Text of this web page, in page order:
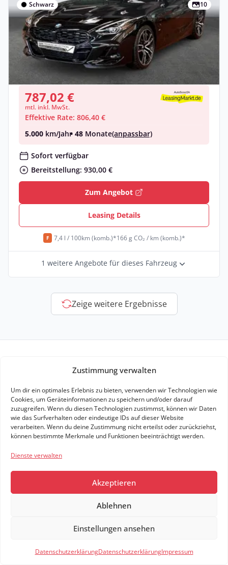
Zustimmung verwalten
Um dir ein optimales Erlebnis zu bieten, verwenden wir Technologien wie
Cookies, um Geräteinformationen zu speichern und/oder darauf
zuzugreifen. Wenn du diesen Technologien zustimmst, können wir Daten
wie das Surfverhalten oder eindeutige IDs auf dieser Website
verarbeiten. Wenn du deine Zustimmung nicht erteilst oder zurückziehst,
können bestimmte Merkmale und Funktionen beeinträchtigt werden.
Dienste verwalten
Akzeptieren
Ablehnen
Einstellungen ansehen
DatenschutzerklärungDatenschutzerklärungImpressum
Filter
Schwarz 10
Privat & Gewerbe
BMW Z4 sDrive20i , 2-türig
Benzin •Manuell •197 PS (145 kW)
Neuwagen
787,02 €
mtl. inkl. MwSt.
Effektive Rate: 806,40 €
5.000 km/Jahr• 48 Monate(anpassbar)
Sofort verfügbar
Bereitstellung: 930,00 €
Zum Angebot
Leasing Details
F 7,4 l / 100km (komb.)*166 g CO₂ / km (komb.)*
1 weitere Angebote für dieses Fahrzeug
Zeige weitere Ergebnisse
Details zu den BMW Z4 Angeboten
Angebote verfügbar 107
Zuletzt aktualisiert 8. August 2026